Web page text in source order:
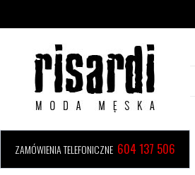
ZAMÓWIENIA TELEFONICZNE 604 137 506